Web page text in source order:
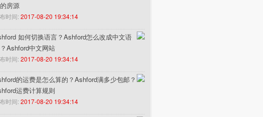
房源
时间: 2017-08-20 19:34:14
如何切换语言？Ashford怎么改成中文语
Ashford中文网站
时间: 2017-08-20 19:34:14
的运费是怎么算的？Ashford满多少包邮？
运费计算规则
时间: 2017-08-20 19:34:14